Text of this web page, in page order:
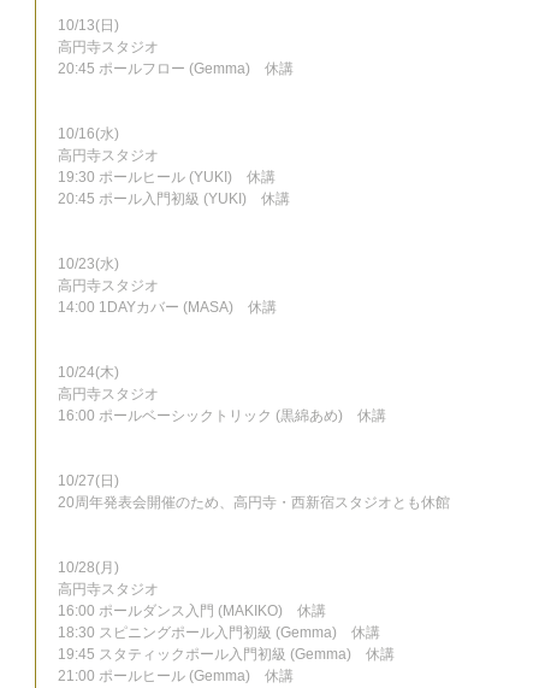
10/13(日)
高円寺スタジオ
20:45 ポールフロー (Gemma)　休講
10/16(水)
高円寺スタジオ
19:30 ポールヒール (YUKI)　休講
20:45 ポール入門初級 (YUKI)　休講
10/23(水)
高円寺スタジオ
14:00 1DAYカバー (MASA)　休講
10/24(木)
高円寺スタジオ
16:00 ポールベーシックトリック (黒綿あめ)　休講
10/27(日)
20周年発表会開催のため、高円寺・西新宿スタジオとも休館
10/28(月)
高円寺スタジオ
16:00 ポールダンス入門 (MAKIKO)　休講
18:30 スピニングポール入門初級 (Gemma)　休講
19:45 スタティックポール入門初級 (Gemma)　休講
21:00 ポールヒール (Gemma)　休講